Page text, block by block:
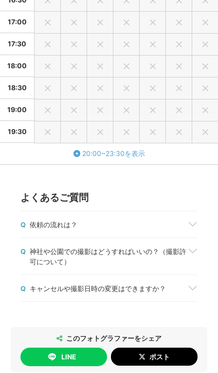
ご了承ください。撮影後、片付け中にスマホ撮影タイムを設
けさせていただいております。兄弟撮影をご希望の方はお客
様ご自身でスマホ撮影でお楽しみくださいませ。
工は行いません。
準備20分、撮影30分、片づけ10分となります。）赤ちゃんが
ぐずったり泣いたりした場合はあやしたりミルクを飲ませた
すのでご了承ください。
・赤ちゃんの当日のご機嫌・入眠状態次第で大きく進行状況
が変わってきますのでご理解の程よろしくお願いいたしま
す。赤ちゃんが起きていた場合は起きたままの撮影となりま
・他のフォトグラファーの作例で「これを撮って欲しい」と
【ニューボーンフォトご準備のお願い】
ただきます。
●撮影スペースとして、吹き出し窓（ベランダ）のような大き
●ニューボーンフォトは荷物が多いため車で伺います。ご自宅
※赤ちゃんにおくるみをしない、ライフスタイルニューボーン
フォト（抱っこやミルク、沐浴など自然な様子）をご希望の
17:00
17:30
18:00
18:30
19:00
19:30
20:00~23:30を表示
よくあるご質問
Q 依頼の流れは？
ら、「予約する」ボタンから撮影を申込みましょ
う。fotowaから撮影契約成立のメールが届いた
予約前に質問や相談しておきたいことがある場合
は、「質問する」ボタンからフォトグラファーと1
Q 神社や公園での撮影はどうすればいいの？（撮影許
可について）
方に必ずご確認をお願いします。
Q キャンセルや撮影日時の変更はできますか？
[日時変更]
無料で行っていただけます。
[キャンセル]
このフォトグラファーをシェア
LINE ポスト